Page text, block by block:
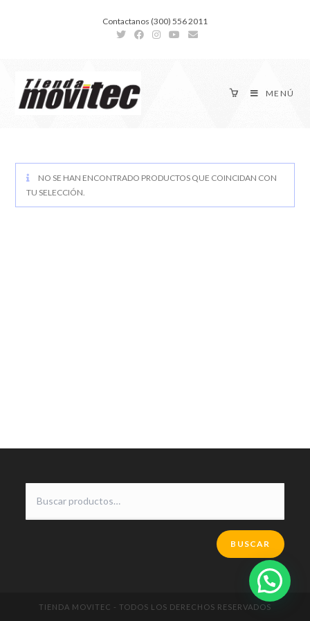
Contactanos (300) 556 2011
MENÚ
NO SE HAN ENCONTRADO PRODUCTOS QUE COINCIDAN CON
TU SELECCIÓN.
BUSCAR
TIENDA MOVITEC - TODOS LOS DERECHOS RESERVADOS